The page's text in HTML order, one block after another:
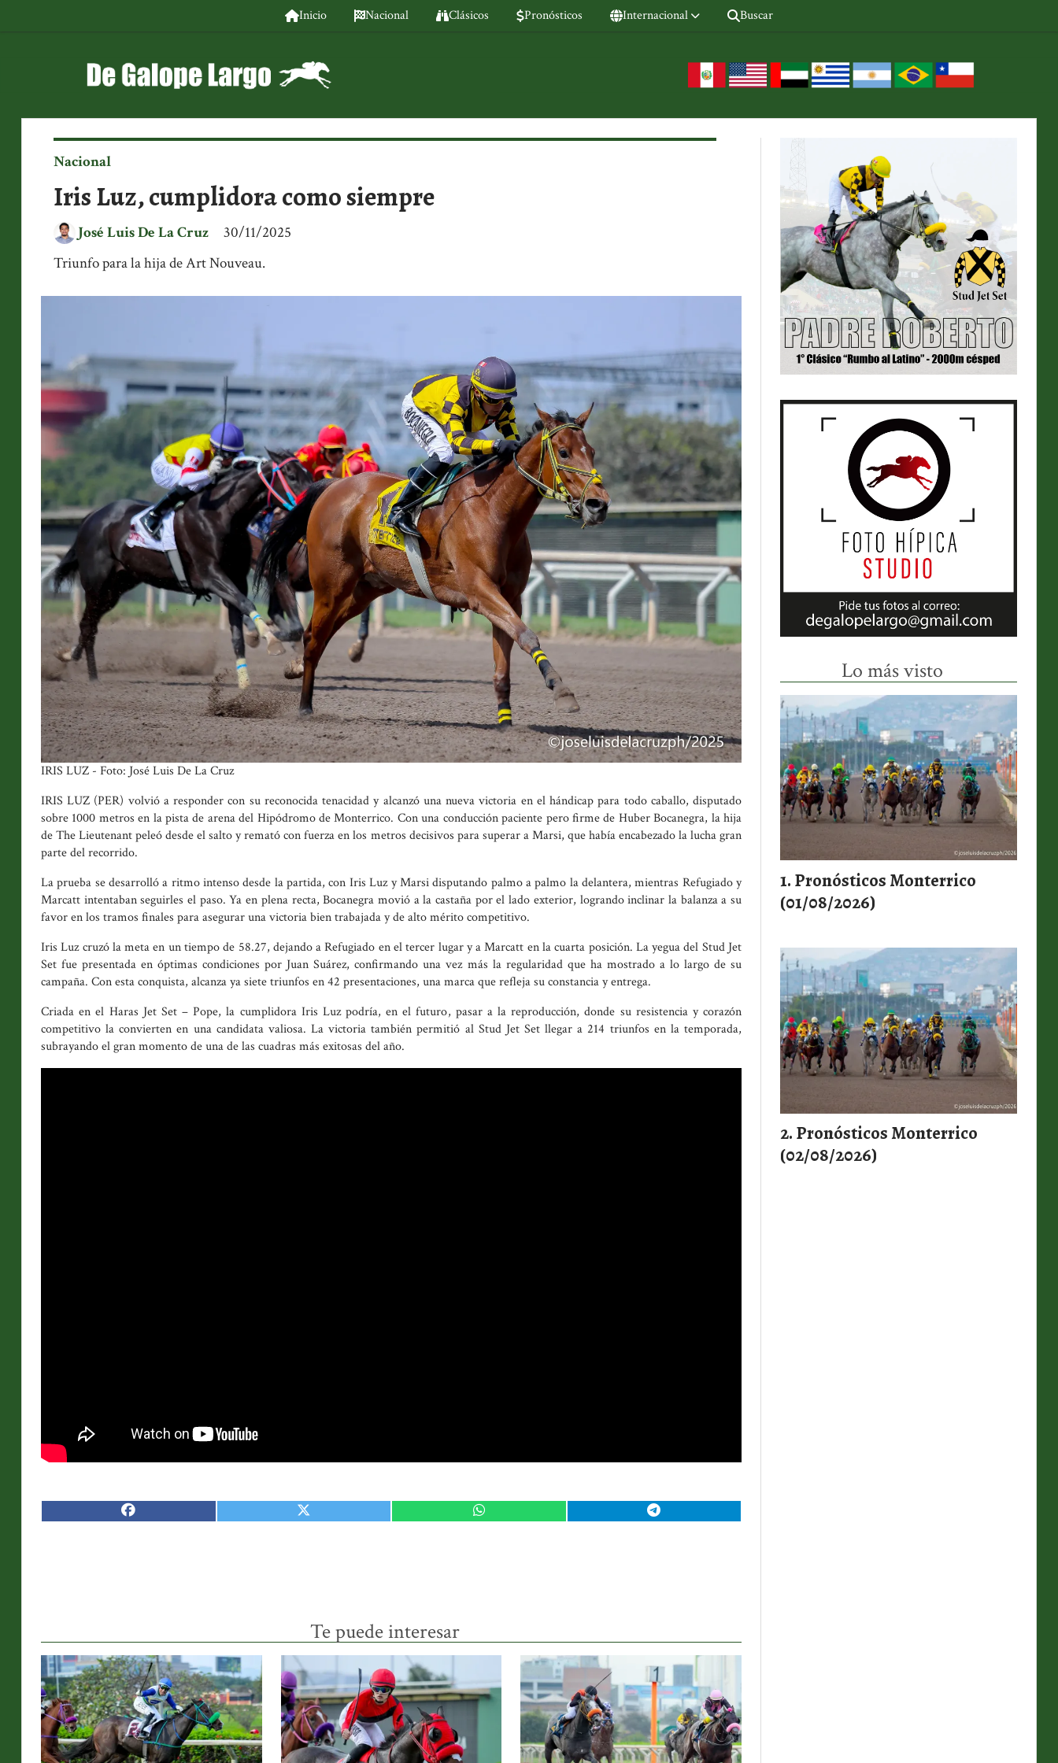
Inicio Nacional Clásicos Pronósticos Internacional Buscar
Iris Luz, cumplidora como siempre
Triunfo para la hija de Art Nouveau.
Nacional
30/11/2025
José Luis De La Cruz
IRIS LUZ - Foto: José Luis De La Cruz
IRIS LUZ (PER) volvió a responder con su reconocida tenacidad y alcanzó una nueva victoria en el hándicap para todo caballo, disputado
sobre 1000 metros en la pista de arena del Hipódromo de Monterrico. Con una conducción paciente pero firme de Huber Bocanegra, la hija
de The Lieutenant peleó desde el salto y remató con fuerza en los metros decisivos para superar a Marsi, que había encabezado la lucha gran
parte del recorrido.
La prueba se desarrolló a ritmo intenso desde la partida, con Iris Luz y Marsi disputando palmo a palmo la delantera, mientras Refugiado y
Marcatt intentaban seguirles el paso. Ya en plena recta, Bocanegra movió a la castaña por el lado exterior, logrando inclinar la balanza a su
favor en los tramos finales para asegurar una victoria bien trabajada y de alto mérito competitivo.
Iris Luz cruzó la meta en un tiempo de 58.27, dejando a Refugiado en el tercer lugar y a Marcatt en la cuarta posición. La yegua del Stud Jet
Set fue presentada en óptimas condiciones por Juan Suárez, confirmando una vez más la regularidad que ha mostrado a lo largo de su
campaña. Con esta conquista, alcanza ya siete triunfos en 42 presentaciones, una marca que refleja su constancia y entrega.
Criada en el Haras Jet Set – Pope, la cumplidora Iris Luz podría, en el futuro, pasar a la reproducción, donde su resistencia y corazón
competitivo la convierten en una candidata valiosa. La victoria también permitió al Stud Jet Set llegar a 214 triunfos en la temporada,
subrayando el gran momento de una de las cuadras más exitosas del año.
Te puede interesar
Lo más visto
Pronósticos Monterrico
(01/08/2026)
Pronósticos Monterrico
(02/08/2026)